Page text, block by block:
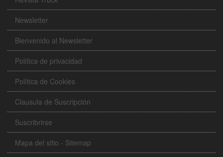
Newsletter
Bienvenido al Newsletter
Política de privacidad
Política de Cookies
Clausula de Suscripción
Suscribrirse
Mapa del sitio - Sitemap